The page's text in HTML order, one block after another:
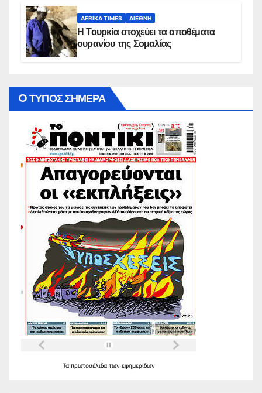
AFRIKA TIMES ΔΙΕΘΝΉ
Η Τουρκία στοχεύει τα αποθέματα
ουρανίου της Σομαλίας
O ΤΥΠΟΣ ΣΗΜΕΡΑ
Τα πρωτοσέλιδα των εφημερίδων